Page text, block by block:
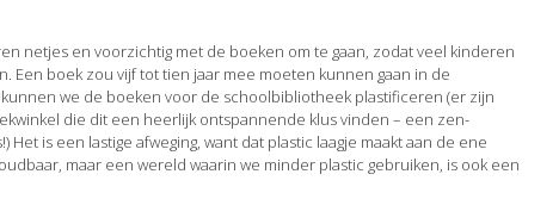
netjes en voorzichtig met de boeken om te gaan, zodat veel kinderen
Een boek zou vijf tot tien jaar mee moeten kunnen gaan in de
we de boeken voor de schoolbibliotheek plastificeren (er zijn
die dit een heerlijk ontspannende klus vinden – een zen-
is een lastige afweging, want dat plastic laagje maakt aan de ene
maar een wereld waarin we minder plastic gebruiken, is ook een